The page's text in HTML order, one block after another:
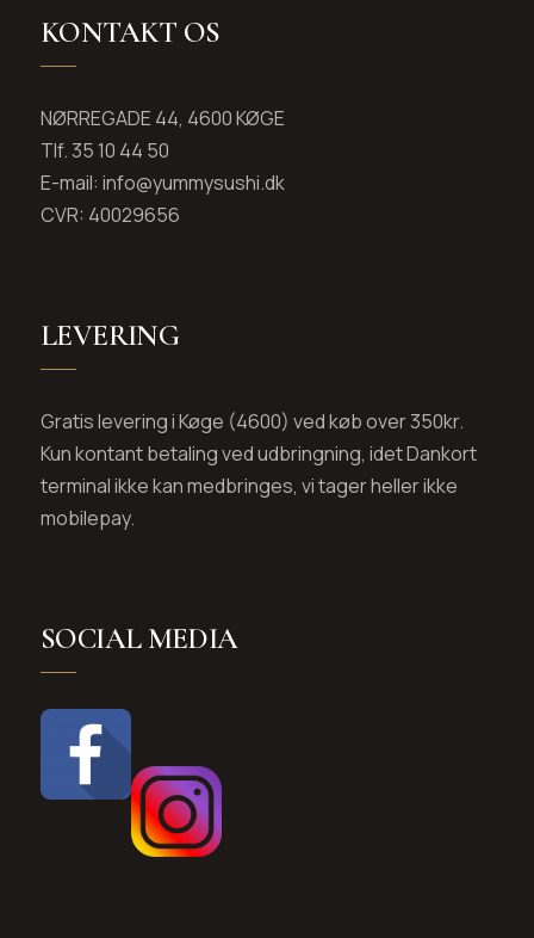
KONTAKT OS
NØRREGADE 44, 4600 KØGE
Tlf. 35 10 44 50
E-mail: info@yummysushi.dk
CVR: 40029656
LEVERING
Gratis levering i Køge (4600) ved køb over 350kr.
Kun kontant betaling ved udbringning, idet Dankort
terminal ikke kan medbringes, vi tager heller ikke
mobilepay.
SOCIAL MEDIA